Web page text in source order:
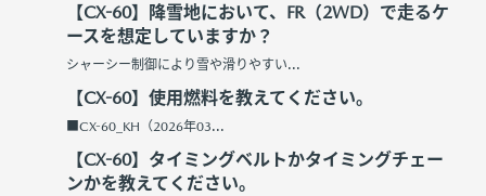
【CX-60】降雪地において、FR（2WD）で走るケ
ースを想定していますか？
シャーシー制御により雪や滑りやすい...
【CX-60】使用燃料を教えてください。
■CX-60_KH（2026年03...
【CX-60】タイミングベルトかタイミングチェー
ンかを教えてください。